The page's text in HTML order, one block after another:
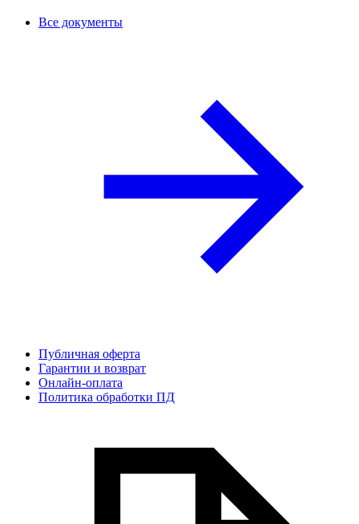
Все документы
Публичная оферта
Гарантии и возврат
Онлайн-оплата
Политика обработки ПД